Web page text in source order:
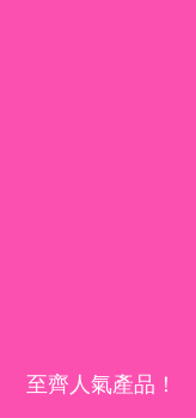
至齊人氣產品！